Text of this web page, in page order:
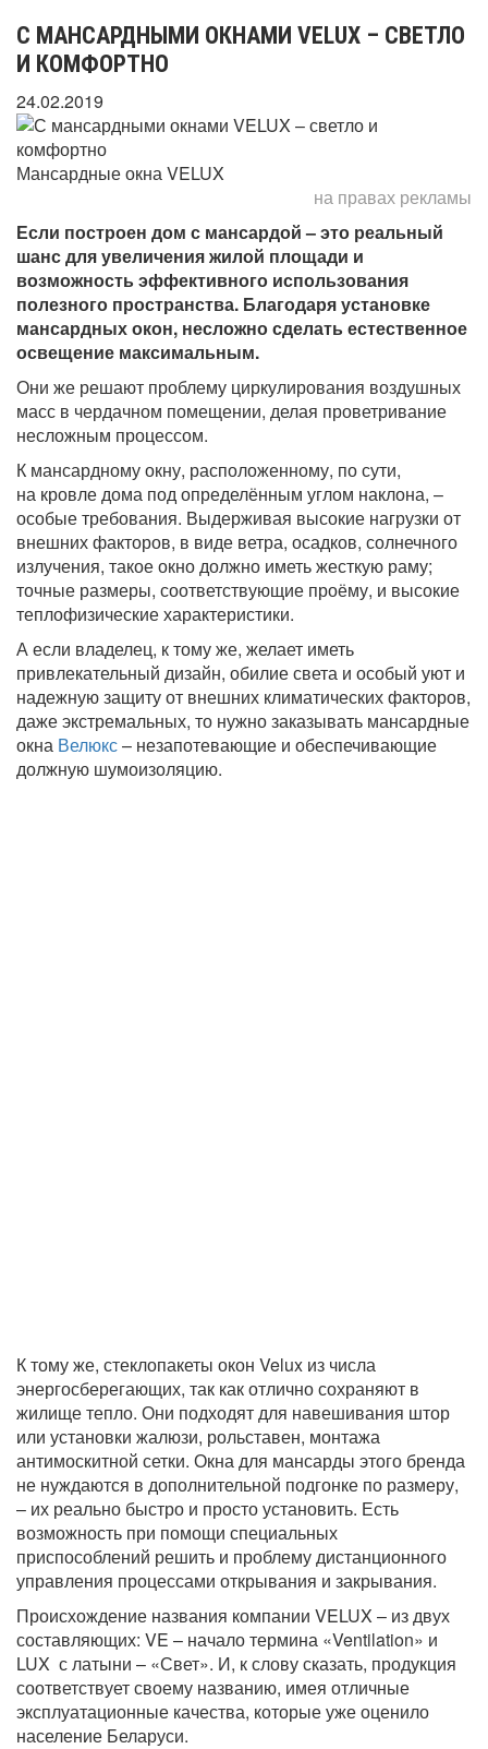
С МАНСАРДНЫМИ ОКНАМИ VELUX – СВЕТЛО
И КОМФОРТНО
24.02.2019
Мансардные окна VELUX
на правах рекламы
Если построен дом с мансардой – это реальный
шанс для увеличения жилой площади и
возможность эффективного использования
полезного пространства. Благодаря установке
мансардных окон, несложно сделать естественное
освещение максимальным.
Они же решают проблему циркулирования воздушных
масс в чердачном помещении, делая проветривание
несложным процессом.
К мансардному окну, расположенному, по сути,
на кровле дома под определённым углом наклона, –
особые требования. Выдерживая высокие нагрузки от
внешних факторов, в виде ветра, осадков, солнечного
излучения, такое окно должно иметь жесткую раму;
точные размеры, соответствующие проёму, и высокие
теплофизические характеристики.
А если владелец, к тому же, желает иметь
привлекательный дизайн, обилие света и особый уют и
надежную защиту от внешних климатических факторов,
даже экстремальных, то нужно заказывать мансардные
окна Велюкс– незапотевающие и обеспечивающие
должную шумоизоляцию.
К тому же, стеклопакеты окон Velux из числа
энергосберегающих, так как отлично сохраняют в
жилище тепло. Они подходят для навешивания штор
или установки жалюзи, рольставен, монтажа
антимоскитной сетки. Окна для мансарды этого бренда
не нуждаются в дополнительной подгонке по размеру,
– их реально быстро и просто установить. Есть
возможность при помощи специальных
приспособлений решить и проблему дистанционного
управления процессами открывания и закрывания.
Происхождение названия компании VELUX – из двух
составляющих: VE – начало термина «Ventilation» и
LUX с латыни – «Свет». И, к слову сказать, продукция
соответствует своему названию, имея отличные
эксплуатационные качества, которые уже оценило
население Беларуси.